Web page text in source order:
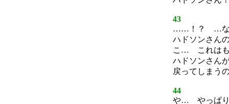
43
……！？ …な…
ハドソンさん
こ… これはも
ハドソンさん
戻ってしまう
44
や… やっぱり